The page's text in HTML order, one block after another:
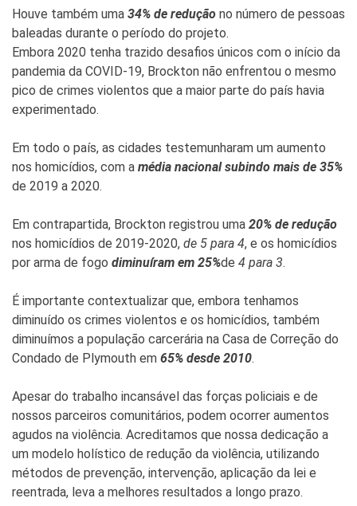
Houve também uma 34% de redução no número de pessoas
baleadas durante o período do projeto.
Embora 2020 tenha trazido desafios únicos com o início da
pandemia da COVID-19, Brockton não enfrentou o mesmo
pico de crimes violentos que a maior parte do país havia
experimentado.
Em todo o país, as cidades testemunharam um aumento
nos homicídios, com a média nacional subindo mais de 35%
de 2019 a 2020.
Em contrapartida, Brockton registrou uma 20% de redução
nos homicídios de 2019-2020, de 5 para 4, e os homicídios
por arma de fogo diminuíram em 25%de 4 para 3.
É importante contextualizar que, embora tenhamos
diminuído os crimes violentos e os homicídios, também
diminuímos a população carcerária na Casa de Correção do
Condado de Plymouth em 65% desde 2010.
Apesar do trabalho incansável das forças policiais e de
nossos parceiros comunitários, podem ocorrer aumentos
agudos na violência. Acreditamos que nossa dedicação a
um modelo holístico de redução da violência, utilizando
métodos de prevenção, intervenção, aplicação da lei e
reentrada, leva a melhores resultados a longo prazo.